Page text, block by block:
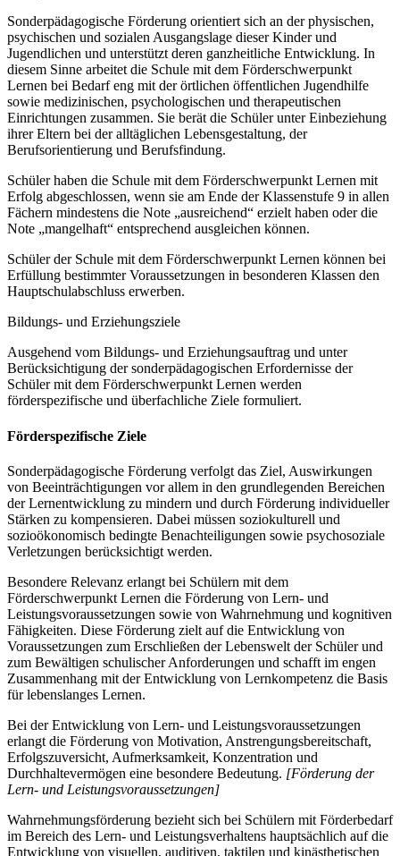
Sonderpädagogische Förderung orientiert sich an der physischen,
psychischen und sozialen Ausgangslage dieser Kinder und
Jugendlichen und unterstützt deren ganzheitliche Entwicklung. In
diesem Sinne arbeitet die Schule mit dem Förderschwerpunkt
Lernen bei Bedarf eng mit der örtlichen öffentlichen Jugendhilfe
sowie medizinischen, psychologischen und therapeutischen
Einrichtungen zusammen. Sie berät die Schüler unter Einbeziehung
ihrer Eltern bei der alltäglichen Lebensgestaltung, der
Berufsorientierung und Berufsfindung.
Schüler haben die Schule mit dem Förderschwerpunkt Lernen mit
Erfolg abgeschlossen, wenn sie am Ende der Klassenstufe 9 in allen
Fächern mindestens die Note „ausreichend“ erzielt haben oder die
Note „mangelhaft“ entsprechend ausgleichen können.
Schüler der Schule mit dem Förderschwerpunkt Lernen können bei
Erfüllung bestimmter Voraussetzungen in besonderen Klassen den
Hauptschulabschluss erwerben.
Bildungs- und Erziehungsziele
Ausgehend vom Bildungs- und Erziehungsauftrag und unter
Berücksichtigung der sonderpädagogischen Erfordernisse der
Schüler mit dem Förderschwerpunkt Lernen werden
förderspezifische und überfachliche Ziele formuliert.
Förderspezifische Ziele
Sonderpädagogische Förderung verfolgt das Ziel, Auswirkungen
von Beeinträchtigungen vor allem in den grundlegenden Bereichen
der Lernentwicklung zu mindern und durch Förderung individueller
Stärken zu kompensieren. Dabei müssen soziokulturell und
sozioökonomisch bedingte Benachteiligungen sowie psychosoziale
Verletzungen berücksichtigt werden.
Besondere Relevanz erlangt bei Schülern mit dem
Förderschwerpunkt Lernen die Förderung von Lern- und
Leistungsvoraussetzungen sowie von Wahrnehmung und kognitiven
Fähigkeiten. Diese Förderung zielt auf die Entwicklung von
Voraussetzungen zum Erschließen der Lebenswelt der Schüler und
zum Bewältigen schulischer Anforderungen und schafft im engen
Zusammenhang mit der Entwicklung von Lernkompetenz die Basis
für lebenslanges Lernen.
Bei der Entwicklung von Lern- und Leistungsvoraussetzungen
erlangt die Förderung von Motivation, Anstrengungsbereitschaft,
Erfolgszuversicht, Aufmerksamkeit, Konzentration und
Durchhaltevermögen eine besondere Bedeutung. [Förderung der
Lern- und Leistungsvoraussetzungen]
Wahrnehmungsförderung bezieht sich bei Schülern mit Förderbedarf
im Bereich des Lern- und Leistungsverhaltens hauptsächlich auf die
Entwicklung von visuellen, auditiven, taktilen und kinästhetischen